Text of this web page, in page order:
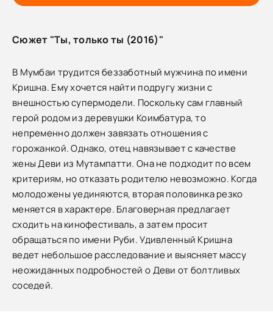
Сюжет "Ты, только ты (2016)"
В Мумбаи трудится беззаботный мужчина по имени
Кришна. Ему хочется найти подругу жизни с
внешностью супермодели. Поскольку сам главный
герой родом из деревушки Коимбатура, то
непременно должен завязать отношения с
горожанкой. Однако, отец навязывает с качестве
жены Деви из Мутампатти. Она не подходит по всем
критериям, но отказать родителю невозможно. Когда
молодожены уединяются, вторая половинка резко
меняется в характере. Благоверная предлагает
сходить на кинофестиваль, а затем просит
обращаться по имени Руби. Удивленный Кришна
ведет небольшое расследование и выясняет массу
неожиданных подробностей о Деви от болтливых
соседей.